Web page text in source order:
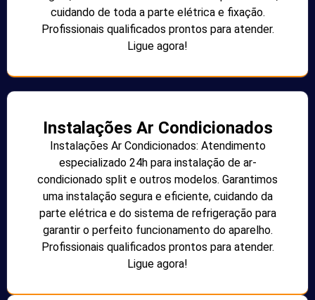
cuidando de toda a parte elétrica e fixação.
Profissionais qualificados prontos para atender.
Ligue agora!
Instalações Ar Condicionados
Instalações Ar Condicionados: Atendimento
especializado 24h para instalação de ar-
condicionado split e outros modelos. Garantimos
uma instalação segura e eficiente, cuidando da
parte elétrica e do sistema de refrigeração para
garantir o perfeito funcionamento do aparelho.
Profissionais qualificados prontos para atender.
Ligue agora!